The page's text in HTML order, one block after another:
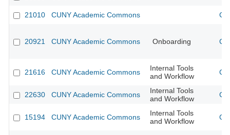
21010 CUNY Academic Commons
20921 CUNY Academic Commons Onboarding
21616 CUNY Academic Commons
Internal Tools
and Workflow
22630 CUNY Academic Commons
Internal Tools
and Workflow
15194 CUNY Academic Commons
Internal Tools
and Workflow